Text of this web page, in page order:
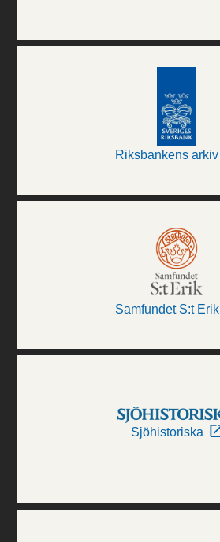
Riksbankens arkiv
Samfundet S:t Erik
Sjöhistoriska